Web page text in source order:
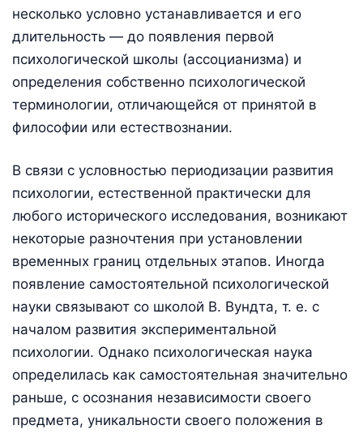
несколько условно устанавливается и его
длительность — до появления первой
психологической школы (ассоцианизма) и
определения собственно психологической
терминологии, отличающейся от принятой в
философии или естествознании.
В связи с условностью периодизации развития
психологии, естественной практически для
любого исторического исследования, возникают
некоторые разночтения при установлении
временных границ отдельных этапов. Иногда
появление самостоятельной психологической
науки связывают со школой В. Вундта, т. е. с
началом развития экспериментальной
психологии. Однако психологическая наука
определилась как самостоятельная значительно
раньше, с осознания независимости своего
предмета, уникальности своего положения в